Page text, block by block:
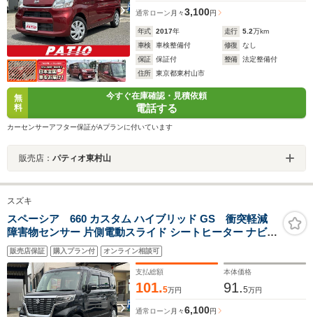
通常ローン 月々3,100円
年式 2017年 走行 5.2万km
車検
車検整備付 修復
なし
保証
保証付 整備
法定整備付
住所
東京都東村山市
無
料
今すぐ在庫確認・見積依頼
電話する
カーセンサーアフター保証がAプランに付いています
販売店： パティオ東村山
スズキ
スペーシア 660 カスタム ハイブリッド GS 衝突軽減
障害物センサー 片側電動スライド シートヒーター ナビ
フルセグ Bカメラ Bluetoothオーディオ Iストップ LEDヘ
ッドライト AW14インチ スマキー 横滑り防止 ABS オー
トライト フォグ 電格ミラー
販売店保証 購入プラン付 オンライン相談可
支払総額
101.5万円
本体価格
91.5万円
通常ローン 月々6,100円